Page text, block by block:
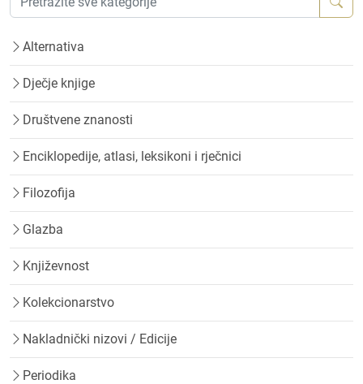
Alternativa
Dječje knjige
Društvene znanosti
Enciklopedije, atlasi, leksikoni i rječnici
Filozofija
Glazba
Književnost
Kolekcionarstvo
Nakladnički nizovi / Edicije
Periodika